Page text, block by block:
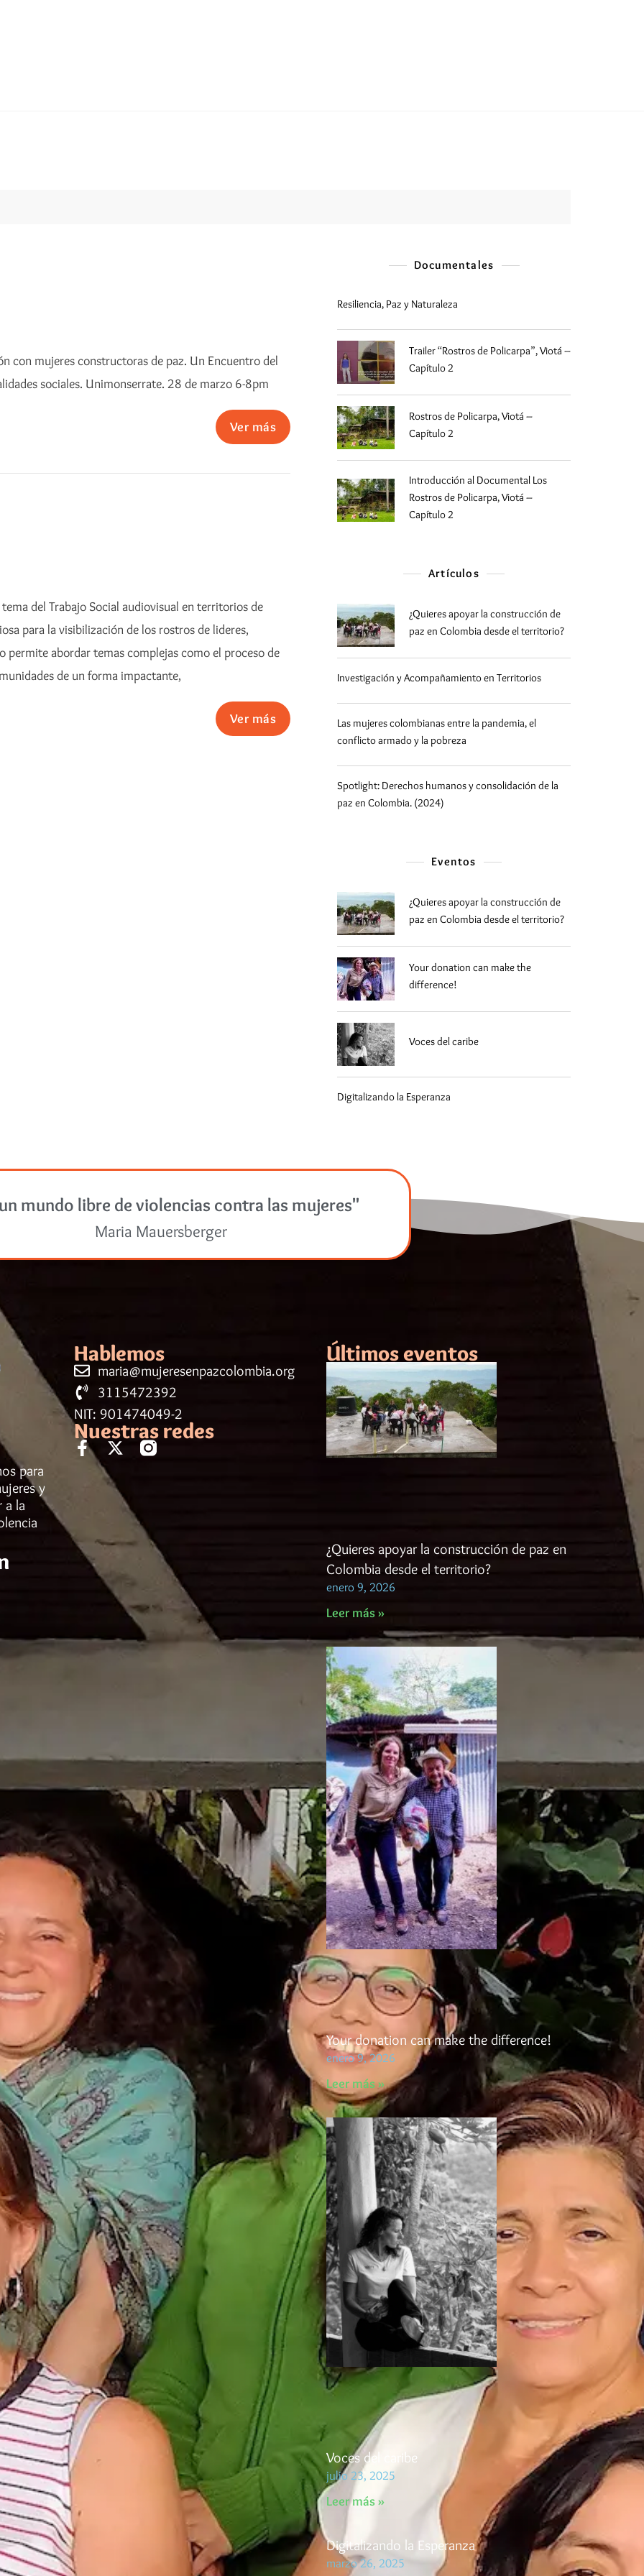
con mujeres constructoras de paz. Un Encuentro del
sociales. Unimonserrate. 28 de marzo 6-8pm
Ver más
del Trabajo Social audiovisual en territorios de
para la visibilización de los rostros de lideres,
permite abordar temas complejas como el proceso de
de un forma impactante,
Ver más
Documentales
Resiliencia, Paz y Naturaleza
Trailer “Rostros de Policarpa”, Viotá –
Capítulo 2
Rostros de Policarpa, Viotá –
Capítulo 2
Introducción al Documental Los
Rostros de Policarpa, Viotá –
Capítulo 2
Artículos
¿Quieres apoyar la construcción de
paz en Colombia desde el territorio?
Investigación y Acompañamiento en Territorios
Las mujeres colombianas entre la pandemia, el
conflicto armado y la pobreza
Spotlight: Derechos humanos y consolidación de la
paz en Colombia. (2024)
Eventos
¿Quieres apoyar la construcción de
paz en Colombia desde el territorio?
Your donation can make the
difference!
Voces del caribe
Digitalizando la Esperanza
mundo libre de violencias contra las mujeres"
Maria Mauersberger
para
y
a la
Hablemos
maria@mujeresenpazcolombia.org
3115472392
NIT: 901474049-2
Nuestras redes
Últimos eventos
¿Quieres apoyar la construcción de paz en
Colombia desde el territorio?
enero 9, 2026
Leer más »
Your donation can make the difference!
enero 9, 2026
Leer más »
Voces del caribe
julio 23, 2025
Leer más »
Digitalizando la Esperanza
marzo 26, 2025